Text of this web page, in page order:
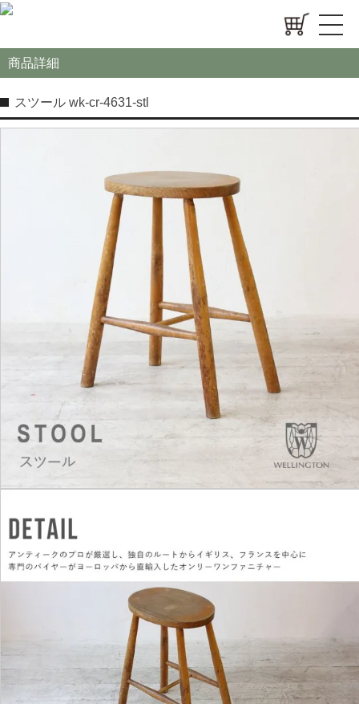
商品詳細
スツール wk-cr-4631-stl